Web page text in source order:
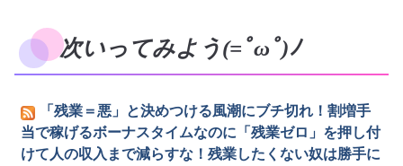
次いってみよう(=ﾟωﾟ)ﾉ
「残業＝悪」と決めつける風潮にブチ切れ！割増手
当で稼げるボーナスタイムなのに「残業ゼロ」を押し付
けて人の収入まで減らすな！残業したくない奴は勝手に